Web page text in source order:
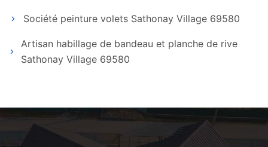
Société peinture volets Sathonay Village 69580
Artisan habillage de bandeau et planche de rive
Sathonay Village 69580